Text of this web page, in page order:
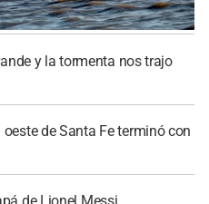
y la tormenta nos trajo
de Santa Fe terminó con